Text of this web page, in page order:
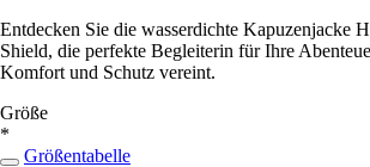
Entdecken Sie die wasserdichte Kapuzenjacke
Shield, die perfekte Begleiterin für Ihre
Komfort und Schutz vereint.
Größe
*
Größentabelle